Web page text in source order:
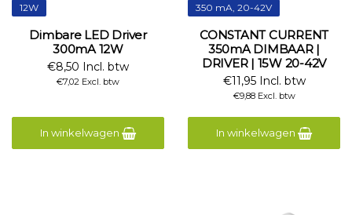
12W
Dimbare LED Driver
300mA 12W
€8,50 Incl. btw
€7,02 Excl. btw
In winkelwagen
350 mA, 20-42V
CONSTANT CURRENT
350mA DIMBAAR |
DRIVER | 15W 20-42V
€11,95 Incl. btw
€9,88 Excl. btw
In winkelwagen